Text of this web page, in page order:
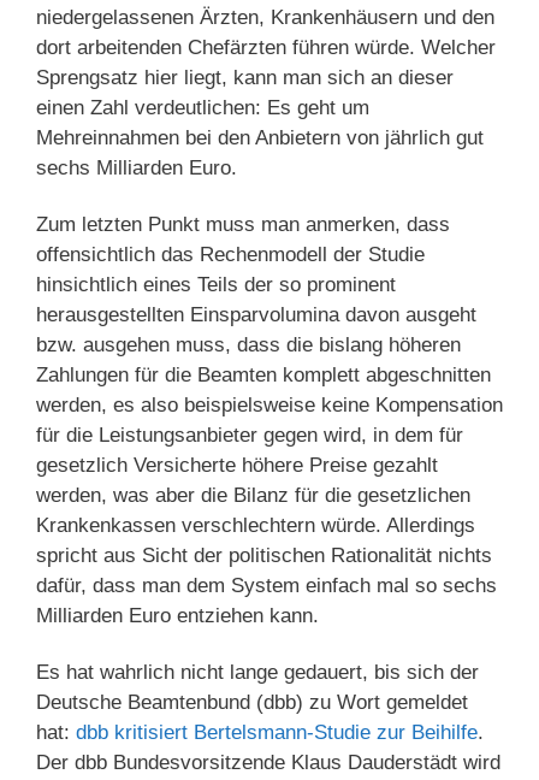
niedergelassenen Ärzten, Krankenhäusern und den
dort arbeitenden Chefärzten führen würde. Welcher
Sprengsatz hier liegt, kann man sich an dieser
einen Zahl verdeutlichen: Es geht um
Mehreinnahmen bei den Anbietern von jährlich gut
sechs Milliarden Euro.
Zum letzten Punkt muss man anmerken, dass
offensichtlich das Rechenmodell der Studie
hinsichtlich eines Teils der so prominent
herausgestellten Einsparvolumina davon ausgeht
bzw. ausgehen muss, dass die bislang höheren
Zahlungen für die Beamten komplett abgeschnitten
werden, es also beispielsweise keine Kompensation
für die Leistungsanbieter gegen wird, in dem für
gesetzlich Versicherte höhere Preise gezahlt
werden, was aber die Bilanz für die gesetzlichen
Krankenkassen verschlechtern würde. Allerdings
spricht aus Sicht der politischen Rationalität nichts
dafür, dass man dem System einfach mal so sechs
Milliarden Euro entziehen kann.
Es hat wahrlich nicht lange gedauert, bis sich der
Deutsche Beamtenbund (dbb) zu Wort gemeldet
hat: dbb kritisiert Bertelsmann-Studie zur Beihilfe.
Der dbb Bundesvorsitzende Klaus Dauderstädt wird